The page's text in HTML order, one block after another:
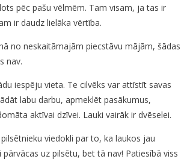
pēc pašu vēlmēm. Tam visam, ja tas ir
ir daudz lielāka vērtība.
no neskaitāmajām piecstāvu mājām, šādas
nav.
iespēju vieta. Te cilvēks var attīstīt savas
labu darbu, apmeklēt pasākumus,
aktīvai dzīvei. Lauki vairāk ir dvēselei.
viedokli par to, ka laukos jau
pārvācas uz pilsētu, bet tā nav! Patiesībā viss